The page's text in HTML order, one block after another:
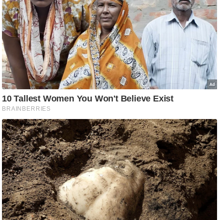
g
N
e
s
ला
इ
फ
स्टा
इ
ल
टे
क्नॉ
लॉ
जी
ब्यू
टी